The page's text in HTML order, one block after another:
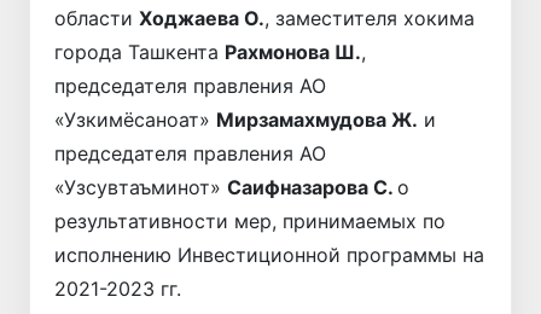
области Ходжаева О., заместителя хокима
города Ташкента Рахмонова Ш.,
председателя правления АО
«Узкимёсаноат» Мирзамахмудова Ж. и
председателя правления АО
«Узсувтаъминот» Саифназарова С. о
результативности мер, принимаемых по
исполнению Инвестиционной программы на
2021-2023 гг.